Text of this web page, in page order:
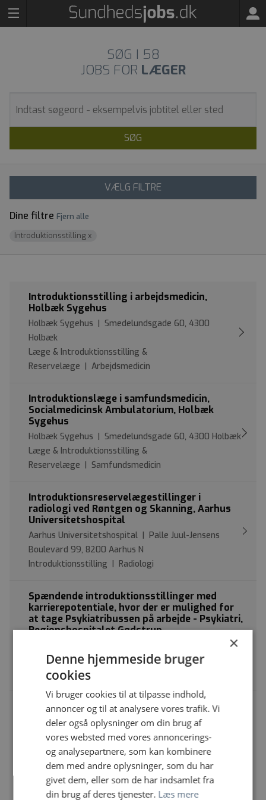
SØG I 58
JOBS FOR LÆGER
SØG
VÆLG FILTRE
Dine filtre Fjern alle
Introduktionsstillingx
Introduktionsstilling i arbejdsmedicin,
Holbæk Sygehus
Holbæk Sygehus | Smedelundsgade 60, 4300
Holbæk
Læge & Introduktionsstilling &
Reservelæge | Arbejdsmedicin
Introduktionslæge i samfundsmedicin,
Socialmedicinsk Ambulatorium, Holbæk
Sygehus
Holbæk Sygehus | Smedelundsgade 60, 4300 Holbæk
Læge & Introduktionsstilling &
Reservelæge | Samfundsmedicin
Introduktionsreservelægestillinger i
radiologi ved Røntgen og Skanning, Aarhus
Universitetshospital
Aarhus Universitetshospital | Palle Juul-Jensens
Boulevard 99, 8200 Aarhus N
Introduktionsstilling | Radiologi
Spændende introduktionsstillinger med
karrierepotentiale, hvor der er mulighed for
at tage Psykiatribussen på arbejde - Psykiatri,
Regionshospitalet Gødstrup
7400 Herning
Introduktionsstilling | Psykiatri
Introduktionslæger til Børne- og
Ungdomspyskiatrisk Afdeling, Aarhus
Universitetshospital (Skolebørns- og
Ungdomspsykiatri)
Aarhus Universitetshospital | Palle Juul-Jensens
Boulevard, 8200 Aarhus N
Introduktionsstilling | Børne- og ungdomspsykiatri
×
Denne hjemmeside bruger
cookies
Vi bruger cookies til at tilpasse indhold,
annoncer og til at analysere vores trafik. Vi
deler også oplysninger om din brug af
vores websted med vores annoncerings-
og analysepartnere, som kan kombinere
dem med andre oplysninger, som du har
givet dem, eller som de har indsamlet fra
din brug af deres tjenester. Læs mere